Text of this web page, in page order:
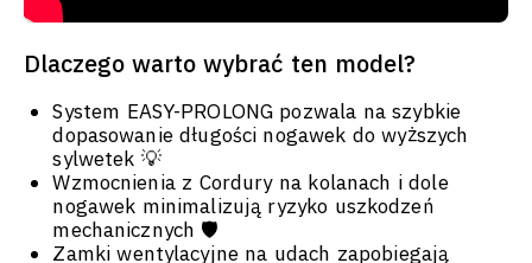
Dlaczego warto wybrać ten model?
System EASY-PROLONG pozwala na szybkie
dopasowanie długości nogawek do wyższych
sylwetek 💡
Wzmocnienia z Cordury na kolanach i dole
nogawek minimalizują ryzyko uszkodzeń
mechanicznych 🛡️
Zamki wentylacyjne na udach zapobiegają